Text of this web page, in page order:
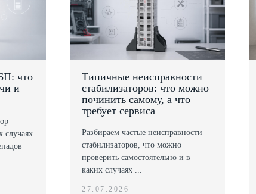
что
и
случаях
Типичные неисправности
стабилизаторов: что можно
починить самому, а что
требует сервиса
Разбираем частые неисправности
стабилизаторов, что можно
проверить самостоятельно и в
каких случаях ...
27.07.2026